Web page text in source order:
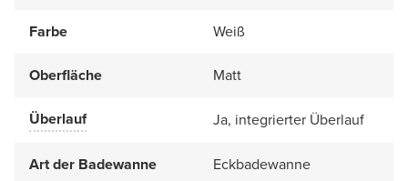
Farbe Weiß
Oberfläche Matt
Überlauf Ja, integrierter Überlauf
Art der Badewanne Eckbadewanne